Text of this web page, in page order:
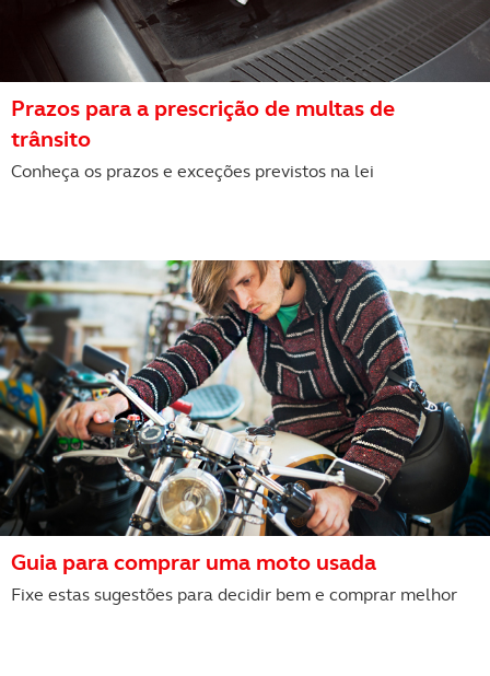
Prazos para a prescrição de multas de
trânsito
Conheça os prazos e exceções previstos na lei
Guia para comprar uma moto usada
Fixe estas sugestões para decidir bem e comprar melhor